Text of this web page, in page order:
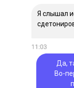
Я слышал
Да,
Во-